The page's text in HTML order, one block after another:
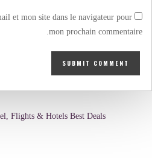
et mon site dans le navigateur pour
mon prochain commentaire.
Flights & Hotels Best Deals